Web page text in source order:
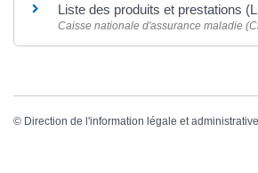
Liste des produits et prestations
Caisse nationale d'assurance maladie
© Direction de l'information légale et administrative